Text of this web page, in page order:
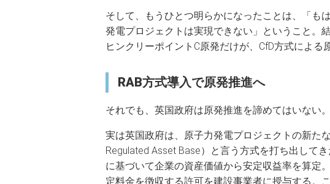
そして、もうひとつ明らかになったことは、「も
発電プロジェクトは実現できない」ということ。
ヒンクリーポイントC原発だけが、CfD方式による
RAB方式導入で原発推進へ
それでも、英国政府は原発推進を諦めてはいない
実は英国政府は、原子力発電プロジェクトの新た
Regulated Asset Base）と言う方式を打ち出して
に基づいて企業の資産価値から安定収益率を算定
定料金を徴収する許可を建設事業者に授与する。